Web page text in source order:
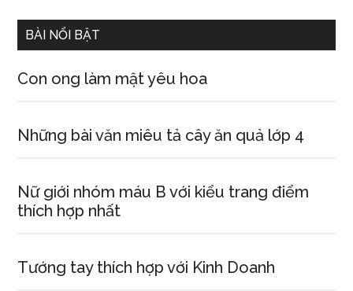
thành
câu
BÀI NỔI BẬT
Con ong làm mật yêu hoa
Những bài văn miêu tả cây ăn quả lớp 4
Nữ giới nhóm máu B với kiểu trang điểm
thích hợp nhất
Tướng tay thích hợp với Kinh Doanh